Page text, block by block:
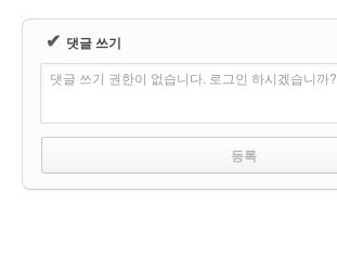
✔ 댓글 쓰기
댓글 쓰기 권한이 없습니다. 로그인 하시겠습니까?